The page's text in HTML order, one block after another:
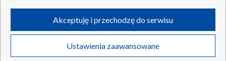
Informacje o nadawcy
Program dla prasy
Ogłoszenie przetargowe
Kanały
©2026 Telewizja Polska S.A. w likwidacji
ruchu w Internecie.
Twoje dane osobowe zbierane podczas odwiedzania przez Ciebie
poszczególnych serwisówna Portalu, takie jak adresy IP, identyfikatory
Ustawienia zaawansowane
Akceptuję i przechodzę do serwisu